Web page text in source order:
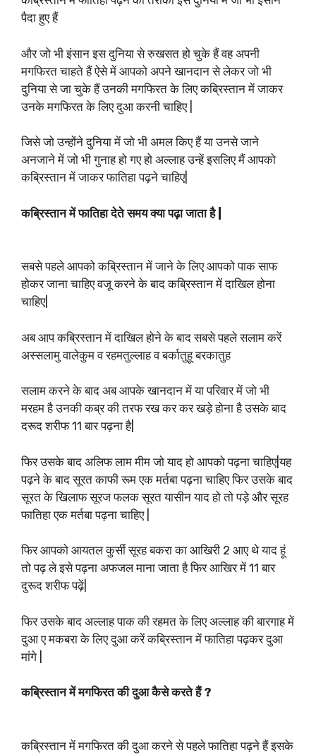
पैदा हुए हैं
और जो भी इंसान इस दुनिया से रुखसत हो चुके हैं वह अपनी
मगफिरत चाहते हैं ऐसे में आपको अपने खानदान से लेकर जो भी
दुनिया से जा चुके हैं उनकी मगफिरत के लिए कब्रिस्तान में जाकर
उनके मगफिरत के लिए दुआ करनी चाहिए |
जिसे जो उन्होंने दुनिया में जो भी अमल किए हैं या उनसे जाने
अनजाने में जो भी गुनाह हो गए हो अल्लाह उन्हें इसलिए मैं आपको
कब्रिस्तान में जाकर फातिहा पढ़ने चाहिए|
कब्रिस्तान में फातिहा देते समय क्या पढ़ा जाता है |
सबसे पहले आपको कब्रिस्तान में जाने के लिए आपको पाक साफ
होकर जाना चाहिए वजू करने के बाद कब्रिस्तान में दाखिल होना
चाहिए|
अब आप कब्रिस्तान में दाखिल होने के बाद सबसे पहले सलाम करें
अस्सलामु वालेकुम व रहमतुल्लाह व बर्कातुहू बरकातुह
सलाम करने के बाद अब आपके खानदान में या परिवार में जो भी
मरहम है उनकी कब्र की तरफ रख कर कर खड़े होना है उसके बाद
दरूद शरीफ 11 बार पढ़ना है|
फिर उसके बाद अलिफ लाम मीम जो याद हो आपको पढ़ना चाहिए|यह
पढ़ने के बाद सूरत काफी रूम एक मर्तबा पढ़ना चाहिए फिर उसके बाद
सूरत के खिलाफ सूरज फलक सूरत यासीन याद हो तो पड़े और सूरह
फातिहा एक मर्तबा पढ़ना चाहिए |
फिर आपको आयतल कुर्सी सूरह बकरा का आखिरी 2 आए थे याद हूं
तो पढ़ ले इसे पढ़ना अफजल माना जाता है फिर आखिर में 11 बार
दुरूद शरीफ पढ़ें|
फिर उसके बाद अल्लाह पाक की रहमत के लिए अल्लाह की बारगाह में
दुआ ए मकबरा के लिए दुआ करें कब्रिस्तान में फातिहा पढ़कर दुआ
मांगे |
कब्रिस्तान में मगफिरत की दुआ कैसे करते हैं ?
कब्रिस्तान में मगफिरत की दुआ करने से पहले फातिहा पढ़ने हैं इसके